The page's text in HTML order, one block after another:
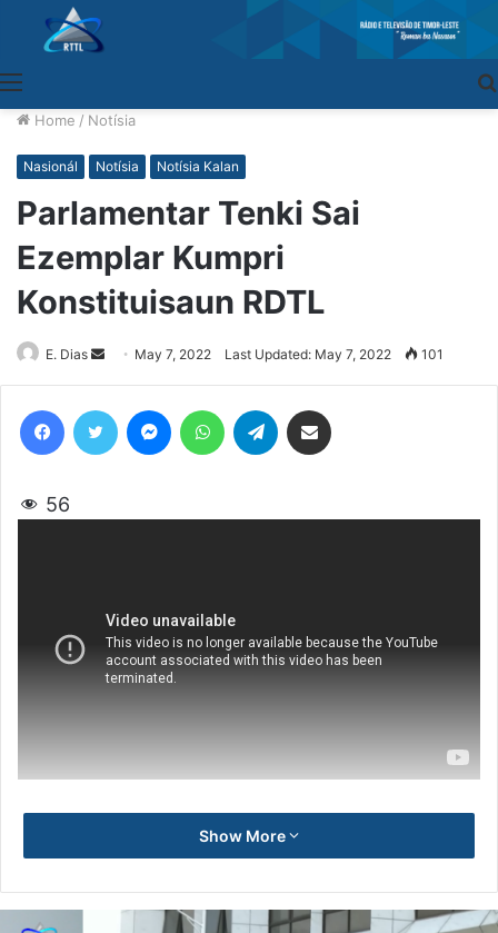
Home / Notísia
Nasionál Notísia Notísia Kalan
Parlamentar Tenki Sai
Ezemplar Kumpri
Konstituisaun RDTL
E. Dias
Send
an
May 7, 2022 Last Updated: May 7, 2022 101
56
Show More